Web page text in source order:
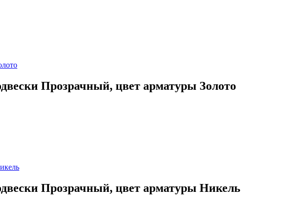
Прозрачный, цвет арматуры Золото
Прозрачный, цвет арматуры Никель